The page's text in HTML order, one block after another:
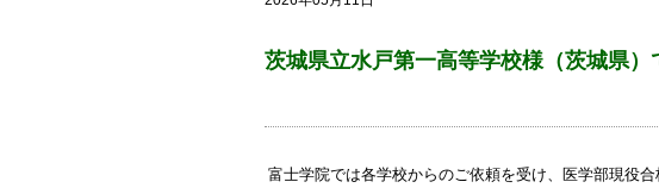
茨城県立水戸第一高等学校様（茨城県）
富士学院では各学校からのご依頼を受け、医学部現役